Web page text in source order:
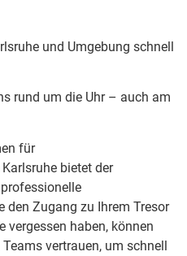
und Umgebung schnell
rund um die Uhr – auch am
für
bietet der
den Zugang zu Ihrem Tresor
vergessen haben, können
vertrauen, um schnell